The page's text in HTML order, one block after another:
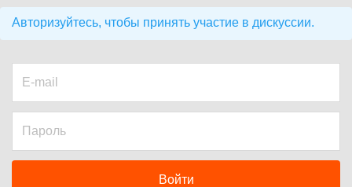
Авторизуйтесь, чтобы принять участие в дискуссии.
Войти